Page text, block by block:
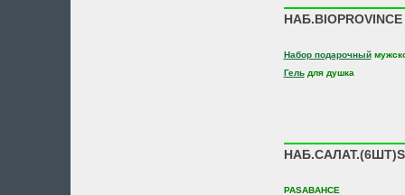
Набор подарочный
Гельдля душка
PASABAHCE